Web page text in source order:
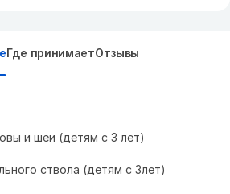
Где принимаетОтзывы
и шеи (детям с 3 лет)
ствола (детям с 3лет)